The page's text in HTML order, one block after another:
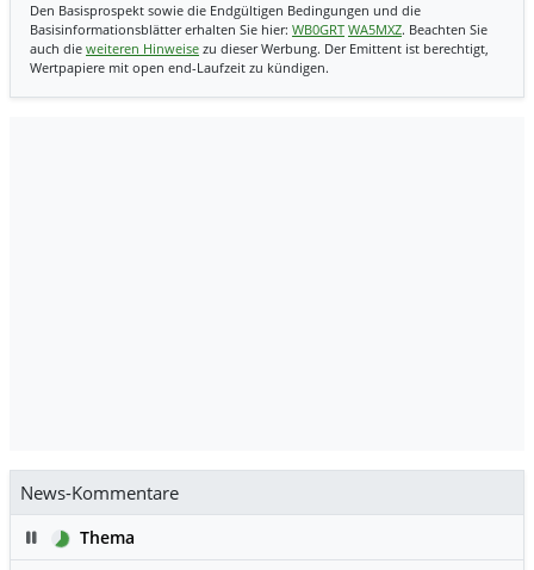
Den Basisprospekt sowie die Endgültigen Bedingungen und die
Basisinformationsblätter erhalten Sie hier: WB0GRT WA5MXZ. Beachten Sie
auch die weiteren Hinweise zu dieser Werbung. Der Emittent ist berechtigt,
Wertpapiere mit open end-Laufzeit zu kündigen.
News-Kommentare
PauseThema